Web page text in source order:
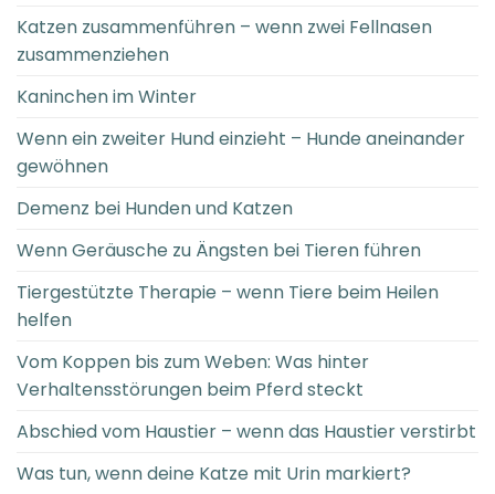
Katzen zusammenführen – wenn zwei Fellnasen
zusammenziehen
Kaninchen im Winter
Wenn ein zweiter Hund einzieht – Hunde aneinander
gewöhnen
Demenz bei Hunden und Katzen
Wenn Geräusche zu Ängsten bei Tieren führen
Tiergestützte Therapie – wenn Tiere beim Heilen
helfen
Vom Koppen bis zum Weben: Was hinter
Verhaltensstörungen beim Pferd steckt
Abschied vom Haustier – wenn das Haustier verstirbt
Was tun, wenn deine Katze mit Urin markiert?